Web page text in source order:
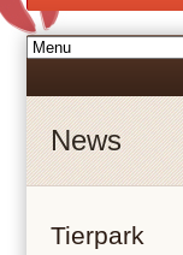
News
Tierpark